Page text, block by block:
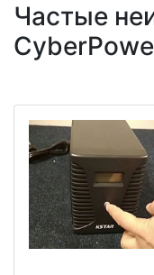
Частые